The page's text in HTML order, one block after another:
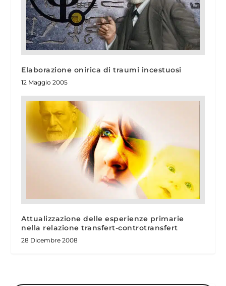
Elaborazione onirica di traumi incestuosi
12 Maggio 2005
Attualizzazione delle esperienze primarie
nella relazione transfert-controtransfert
28 Dicembre 2008